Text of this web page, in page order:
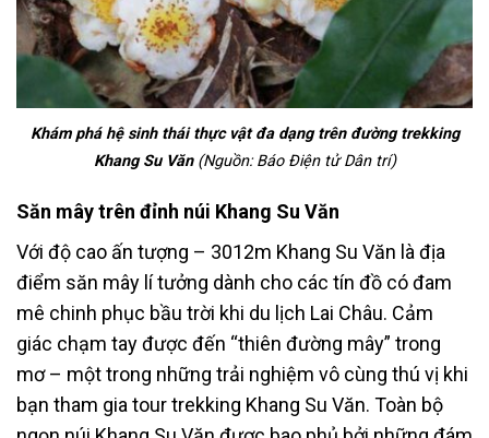
Khám phá hệ sinh thái thực vật đa dạng trên đường trekking
Khang Su Văn (Nguồn: Báo Điện tử Dân trí)
Săn mây trên đỉnh núi Khang Su Văn
Với độ cao ấn tượng – 3012m Khang Su Văn là địa
điểm săn mây lí tưởng dành cho các tín đồ có đam
mê chinh phục bầu trời khi du lịch Lai Châu. Cảm
giác chạm tay được đến “thiên đường mây” trong
mơ – một trong những trải nghiệm vô cùng thú vị khi
bạn tham giatour trekking Khang Su Văn. Toàn bộ